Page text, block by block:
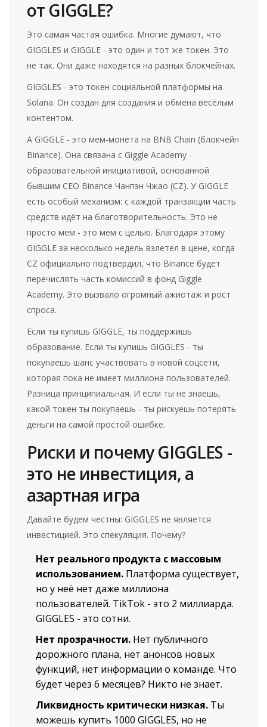
от GIGGLE?
Это самая частая ошибка. Многие думают, что
GIGGLES и GIGGLE - это один и тот же токен. Это
не так. Они даже находятся на разных блокчейнах.
GIGGLES - это токен социальной платформы на
Solana. Он создан для создания и обмена весёлым
контентом.
A GIGGLE - это мем-монета на BNB Chain (блокчейн
Binance). Она связана с Giggle Academy -
образовательной инициативой, основанной
бывшим CEO Binance Чанпэн Чжао (CZ). У GIGGLE
есть особый механизм: с каждой транзакции часть
средств идёт на благотворительность. Это не
просто мем - это мем с целью. Благодаря этому
GIGGLE за несколько недель взлетел в цене, когда
CZ официально подтвердил, что Binance будет
перечислять часть комиссий в фонд Giggle
Academy. Это вызвало огромный ажиотаж и рост
спроса.
Если ты купишь GIGGLE, ты поддержишь
образование. Если ты купишь GIGGLES - ты
покупаешь шанс участвовать в новой соцсети,
которая пока не имеет миллиона пользователей.
Разница принципиальная. И если ты не знаешь,
какой токен ты покупаешь - ты рискуешь потерять
деньги на самой простой ошибке.
Риски и почему GIGGLES -
это не инвестиция, а
азартная игра
Давайте будем честны: GIGGLES не является
инвестицией. Это спекуляция. Почему?
Нет реального продукта с массовым
использованием. Платформа существует,
но у неё нет даже миллиона
пользователей. TikTok - это 2 миллиарда.
GIGGLES - это сотни.
Нет прозрачности. Нет публичного
дорожного плана, нет анонсов новых
функций, нет информации о команде. Что
будет через 6 месяцев? Никто не знает.
Ликвидность критически низкая. Ты
можешь купить 1000 GIGGLES, но не